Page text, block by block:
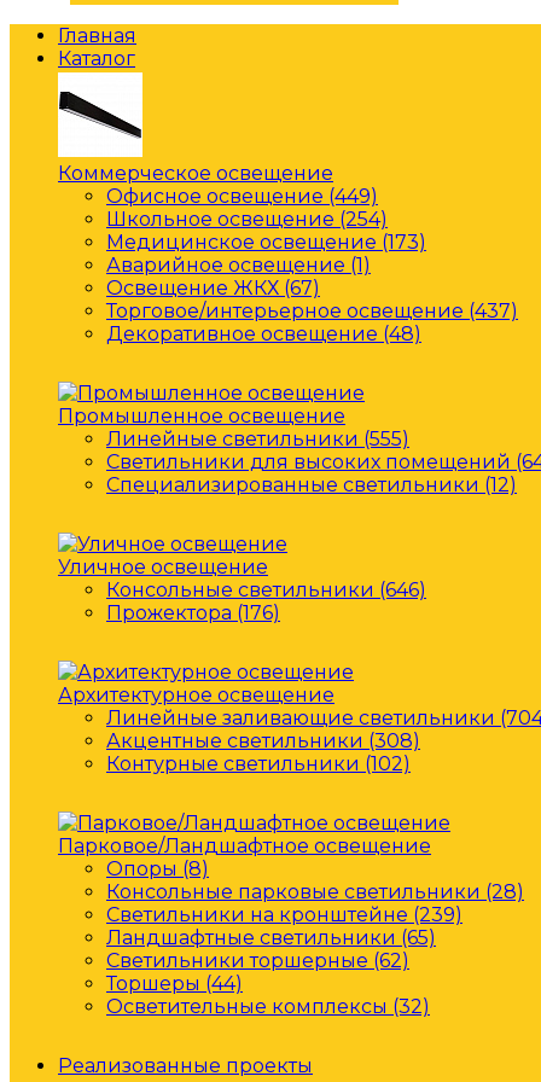
Главная
Каталог
Коммерческое освещение
Офисное освещение (449)
Школьное освещение (254)
Медицинское освещение (173)
Аварийное освещение (1)
Освещение ЖКХ (67)
Торговое/интерьерное освещение (437)
Декоративное освещение (48)
Промышленное освещение
Линейные светильники (555)
Светильники для высоких помещений
Специализированные светильники (12)
Уличное освещение
Консольные светильники (646)
Прожектора (176)
Архитектурное освещение
Линейные заливающие светильники
Акцентные светильники (308)
Контурные светильники (102)
Парковое/Ландшафтное освещение
Опоры (8)
Консольные парковые светильники (28)
Светильники на кронштейне (239)
Ландшафтные светильники (65)
Светильники торшерные (62)
Торшеры (44)
Осветительные комплексы (32)
Реализованные проекты